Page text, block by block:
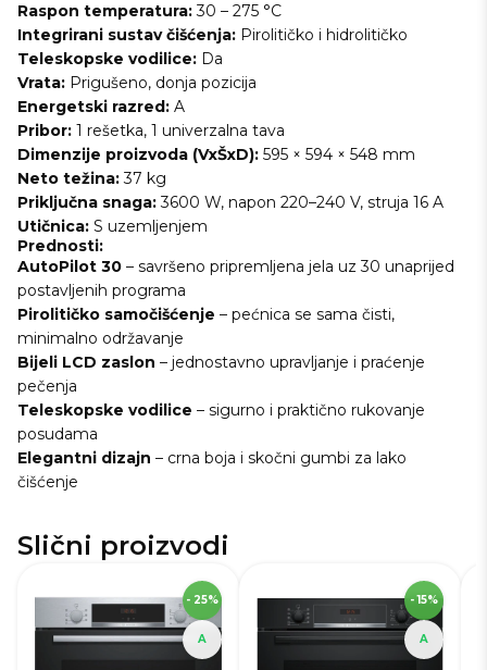
Raspon temperatura:30 – 275 °C
Integrirani sustav čišćenja: Pirolitičko i hidrolitičko
Teleskopske vodilice: Da
Vrata: Prigušeno, donja pozicija
Energetski razred: A
Pribor: 1 rešetka, 1 univerzalna tava
Dimenzije proizvoda (VxŠxD): 595 × 594 × 548 mm
Neto težina:37 kg
Priključna snaga:3600 W, napon 220–240 V, struja 16 A
Utičnica: S uzemljenjem
Prednosti:
AutoPilot 30 – savršeno pripremljena jela uz 30 unaprijed
postavljenih programa
Pirolitičko samočišćenje – pećnica se sama čisti,
minimalno održavanje
Bijeli LCD zaslon – jednostavno upravljanje i praćenje
pečenja
Teleskopske vodilice – sigurno i praktično rukovanje
posudama
Elegantni dizajn – crna boja i skočni gumbi za lako
čišćenje
Slični proizvodi
- 25%
A
251055
Visina
59,5 cm
Širina
59,4 cm
Dubina
54,8 cm
- 15%
A